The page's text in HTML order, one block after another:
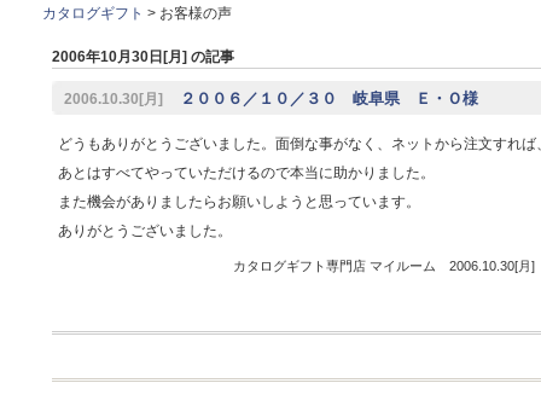
カタログギフト > お客様の声
2006年10月30日[月] の記事
2006.10.30[月] ２００６／１０／３０ 岐阜県 Ｅ・Ｏ様
どうもありがとうございました。面倒な事がなく、ネットから注文すれば
あとはすべてやっていただけるので本当に助かりました。
また機会がありましたらお願いしようと思っています。
ありがとうございました。
カタログギフト専門店 マイルーム 2006.10.30[